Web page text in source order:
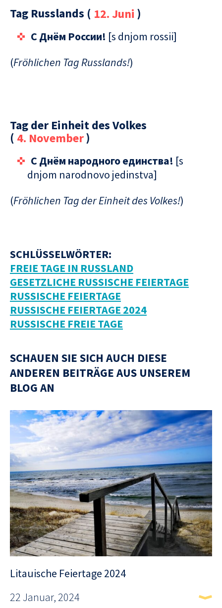
Tag Russlands ( 12. Juni )
C Днём Pоссии! [s dnjom rossii]
(Fröhlichen Tag Russlands!)
Tag der Einheit des Volkes
( 4. November)
C Днём народного единства! [s
dnjom narodnovo jedinstva]
(Fröhlichen Tag der Einheit des Volkes!)
SCHLÜSSELWÖRTER:
FREIE TAGE IN RUSSLAND
GESETZLICHE RUSSISCHE FEIERTAGE
RUSSISCHE FEIERTAGE
RUSSISCHE FEIERTAGE 2024
RUSSISCHE FREIE TAGE
SCHAUEN SIE SICH AUCH DIESE
ANDEREN BEITRÄGE AUS UNSEREM
BLOG AN
Litauische Feiertage 2024
22 Januar, 2024